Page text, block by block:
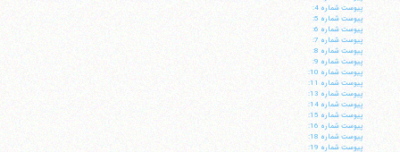
پيوست شماره 4:
پيوست شماره 5:
پيوست شماره 6:
پيوست شماره 7:
پيوست شماره 8:
پيوست شماره 9:
پيوست شماره 10:
پيوست شماره 11:
پيوست شماره 13:
پيوست شماره 14:
پيوست شماره 15:
پيوست شماره 16:
پيوست شماره 18:
پيوست شماره 19: